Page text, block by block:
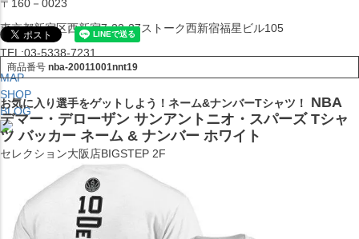
〒160－0023
東京都新宿区西新宿7-22-37ストーク西新宿福星ビル105
TEL:03-5338-7231
MAP
SHOP
BLOG
セレクション大阪店BIGSTEP 2F
営業：平日・土日祝12:00～19:00
〒542-008
大阪府大阪市中央区西心斎橋1丁目6番14号
商品番号 nba-20011001nnt19
お気に入り選手をゲットしよう！ネーム&ナンバーTシャツ！
NBA
デマー・デローザン サンアントニオ・スパーズ Tシャ
ツ バッカー ネーム & ナンバー ホワイト